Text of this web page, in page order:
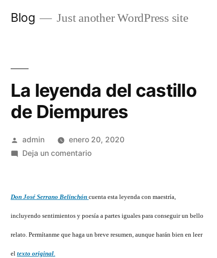
Blog Just another WordPress site
La leyenda del castillo
de Diempures
Publicado
por
admin
enero 20, 2020
Deja un comentarioen
del
de
Diempures
Don José Serrano Belinchóncuenta esta leyenda con maestría,
incluyendo sentimientos y poesía a partes iguales para conseguir un bello
relato. Permítanme que haga un breve resumen, aunque harán bien en leer
eltexto original.